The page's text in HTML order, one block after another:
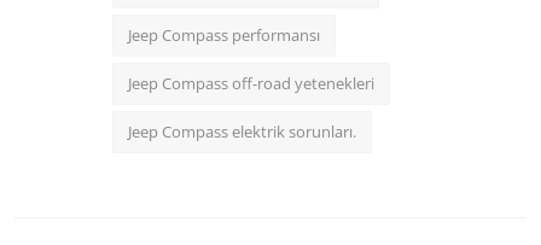
Jeep Compass performansı
Jeep Compass off-road yetenekleri
Jeep Compass elektrik sorunları.